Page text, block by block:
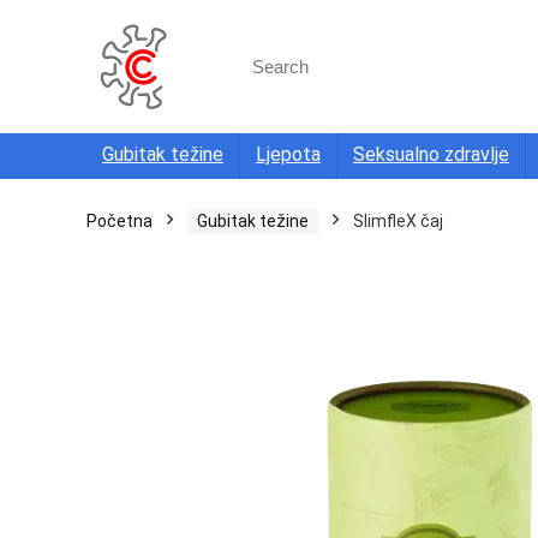
for:
Gubitak težine Ljepota Seksualno zdravlje
Početna Gubitak težine SlimfleX čaj